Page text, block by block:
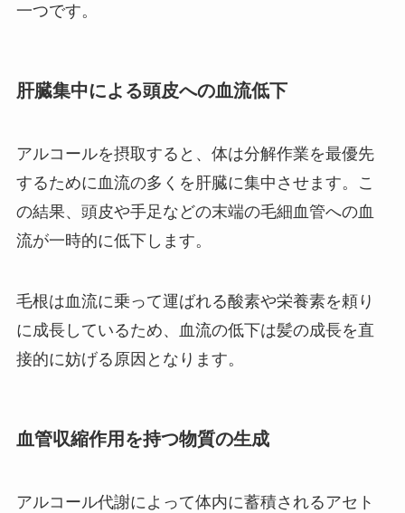
一つです。
肝臓集中による頭皮への血流低下
アルコールを摂取すると、体は分解作業を最優先
するために血流の多くを肝臓に集中させます。こ
の結果、頭皮や手足などの末端の毛細血管への血
流が一時的に低下します。
毛根は血流に乗って運ばれる酸素や栄養素を頼り
に成長しているため、血流の低下は髪の成長を直
接的に妨げる原因となります。
血管収縮作用を持つ物質の生成
アルコール代謝によって体内に蓄積されるアセト